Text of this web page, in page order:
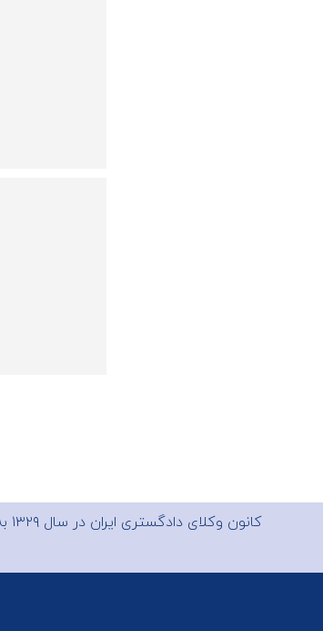
کانون وکلای دادگستری ایران در سال ۱۳۲۹ به عضویت